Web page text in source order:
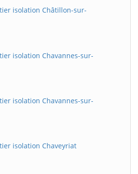
isolation Châtillon-sur-
isolation Chavannes-sur-
isolation Chavannes-sur-
isolation Chaveyriat